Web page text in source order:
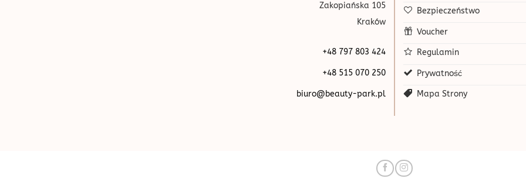
Zakopiańska 105
Kraków
+48 797 803 424
+48 515 070 250
biuro@beauty-park.pl
Bezpieczeństwo
Voucher
Regulamin
Prywatność
Mapa Strony